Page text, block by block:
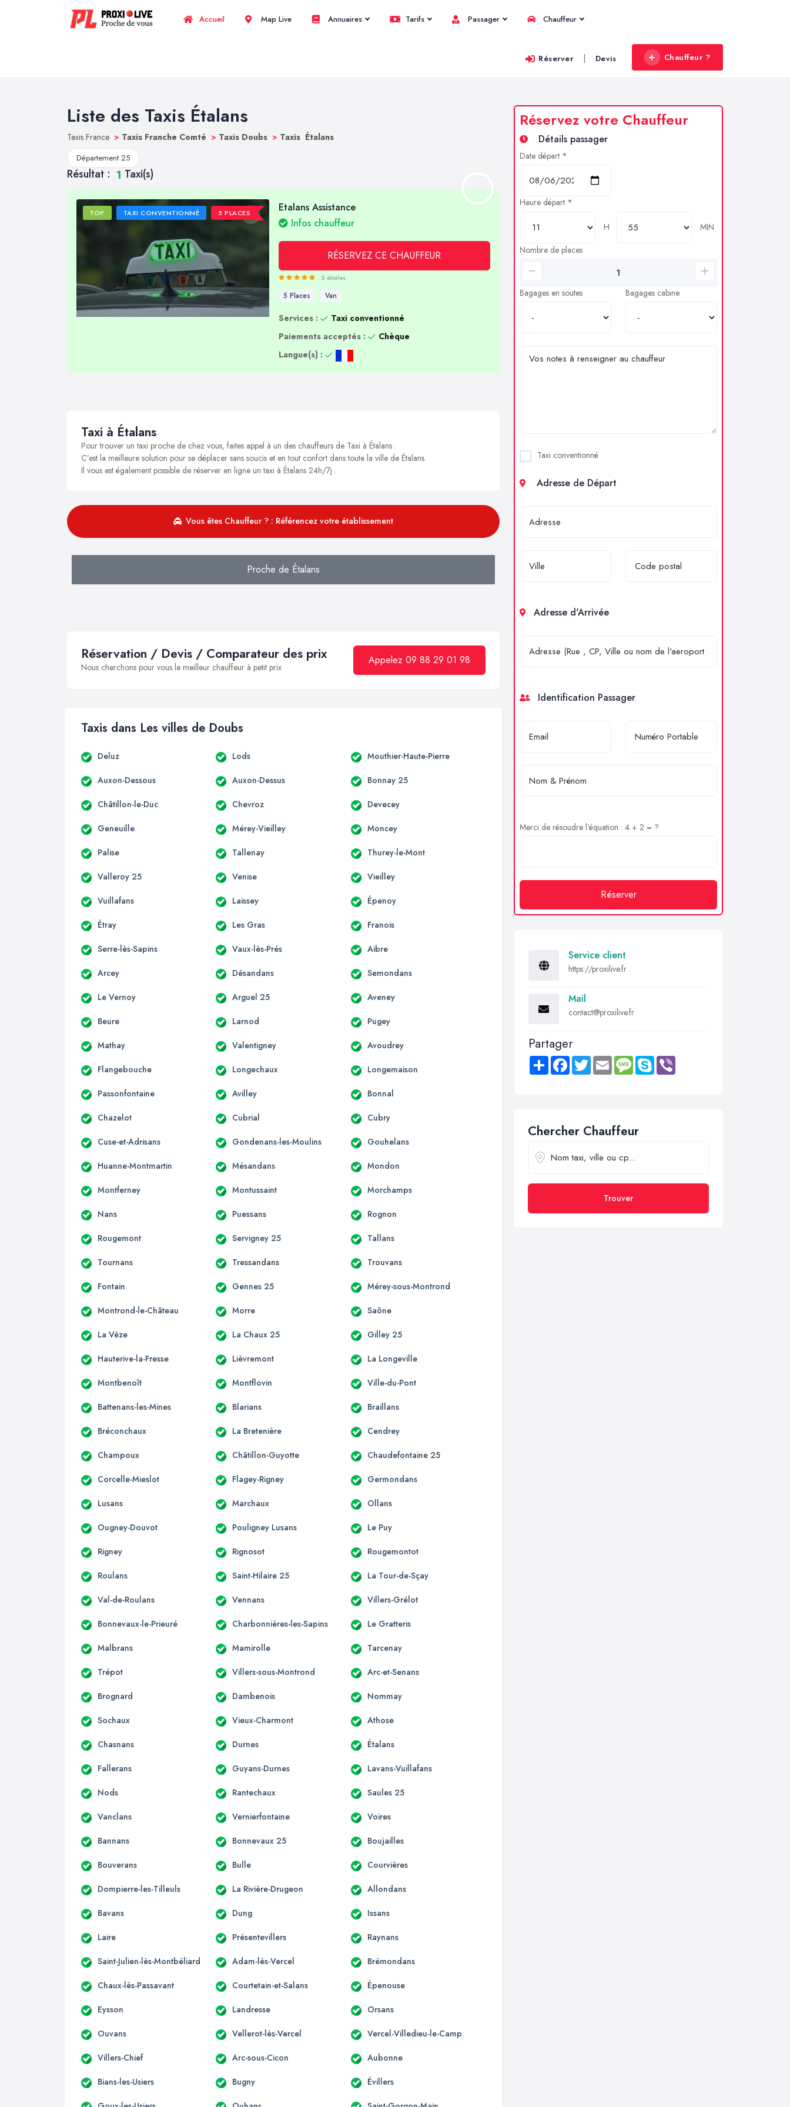
Accueil Map Live Annuaires Tarifs Passager Chauffeur
Réserver | Devis Chauffeur ?
Liste des Taxis Étalans
Taxis France > Taxis Franche Comté > Taxis Doubs > Taxis Étalans
Département 25
Résultat : 1 Taxi(s)
TOP TAXI CONVENTIONNÉ 5 PLACES
Etalans Assistance
Infos chauffeur
RÉSERVEZ CE CHAUFFEUR
5 étoiles
5 Places Van
Services :
Taxi conventionné
Paiements acceptés :
Chèque
Langue(s) :
Taxi à Étalans
Pour trouver un taxi proche de chez vous, faites appel à un des chauffeurs de Taxi à Étalans .
C’est la meilleure solution pour se déplacer sans soucis et en tout confort dans toute la ville de Étalans.
Il vous est également possible de réserver en ligne un taxi à Étalans 24h/7j .
Vous êtes Chauffeur ? : Référencez votre établissement
Proche de Étalans
Réservation / Devis / Comparateur des prix
Nous cherchons pour vous le meilleur chauffeur à petit prix
Appelez 09 88 29 01 98
Taxis dans Les villes de Doubs
Deluz Lods Mouthier-Haute-Pierre
Auxon-Dessous Auxon-Dessus Bonnay 25
Châtillon-le-Duc Chevroz Devecey
Geneuille Mérey-Vieilley Moncey
Palise Tallenay Thurey-le-Mont
Valleroy 25 Venise Vieilley
Vuillafans Laissey Épenoy
Étray Les Gras Franois
Serre-lès-Sapins Vaux-lès-Prés Aibre
Arcey Désandans Semondans
Le Vernoy Arguel 25 Aveney
Beure Larnod Pugey
Mathay Valentigney Avoudrey
Flangebouche Longechaux Longemaison
Passonfontaine Avilley Bonnal
Chazelot Cubrial Cubry
Cuse-et-Adrisans Gondenans-les-Moulins Gouhelans
Huanne-Montmartin Mésandans Mondon
Montferney Montussaint Morchamps
Nans Puessans Rognon
Rougemont Servigney 25 Tallans
Tournans Tressandans Trouvans
Fontain Gennes 25 Mérey-sous-Montrond
Montrond-le-Château Morre Saône
La Vèze La Chaux 25 Gilley 25
Hauterive-la-Fresse Lièvremont La Longeville
Montbenoît Montflovin Ville-du-Pont
Battenans-les-Mines Blarians Braillans
Bréconchaux La Bretenière Cendrey
Champoux Châtillon-Guyotte Chaudefontaine 25
Corcelle-Mieslot Flagey-Rigney Germondans
Lusans Marchaux Ollans
Ougney-Douvot Pouligney Lusans Le Puy
Rigney Rignosot Rougemontot
Roulans Saint-Hilaire 25 La Tour-de-Sçay
Val-de-Roulans Vennans Villers-Grélot
Bonnevaux-le-Prieuré Charbonnières-les-Sapins Le Gratteris
Malbrans Mamirolle Tarcenay
Trépot Villers-sous-Montrond Arc-et-Senans
Brognard Dambenois Nommay
Sochaux Vieux-Charmont Athose
Chasnans Durnes Étalans
Fallerans Guyans-Durnes Lavans-Vuillafans
Nods Rantechaux Saules 25
Vanclans Vernierfontaine Voires
Bannans Bonnevaux 25 Boujailles
Bouverans Bulle Courvières
Dompierre-les-Tilleuls La Rivière-Drugeon Allondans
Bavans Dung Issans
Laire Présentevillers Raynans
Saint-Julien-lès-Montbéliard Adam-lès-Vercel Brémondans
Chaux-lès-Passavant Courtetain-et-Salans Épenouse
Eysson Landresse Orsans
Ouvans Vellerot-lès-Vercel Vercel-Villedieu-le-Camp
Villers-Chief Arc-sous-Cicon Aubonne
Bians-les-Usiers Bugny Évillers
Réservez votre Chauffeur
Détails passager
Date départ *
Heure départ *
H
MIN
Nombre de places
Bagages en soutes Bagages cabine
Taxi conventionné
Adresse de Départ
Adresse d'Arrivée
Identification Passager
Merci de résoudre l'équation : 4 + 2 = ?
Réserver
Service client
https://proxilive.fr
Mail
contact@proxilive.fr
Partager
Share FacebookTwitter Email MessageSkype
Chercher Chauffeur
Trouver